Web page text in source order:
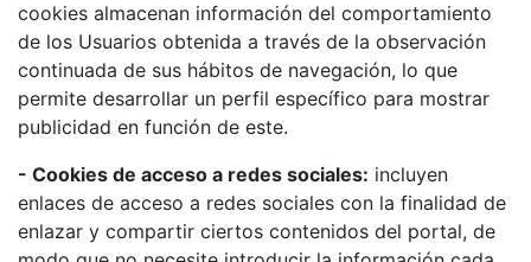
cookies almacenan información del comportamiento
de los Usuarios obtenida a través de la observación
continuada de sus hábitos de navegación, lo que
permite desarrollar un perfil específico para mostrar
publicidad en función de este.
- Cookies de acceso a redes sociales: incluyen
enlaces de acceso a redes sociales con la finalidad de
enlazar y compartir ciertos contenidos del portal, de